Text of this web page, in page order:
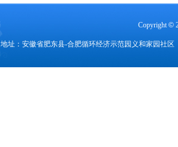
Copyright©
地址：安徽省肥东县-合肥循环经济示范园义和家园社